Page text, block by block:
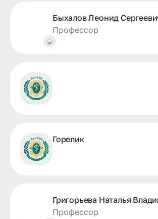
Быхалов Леонид
Профессор
Горелик
Григорьева Наталья
Профессор